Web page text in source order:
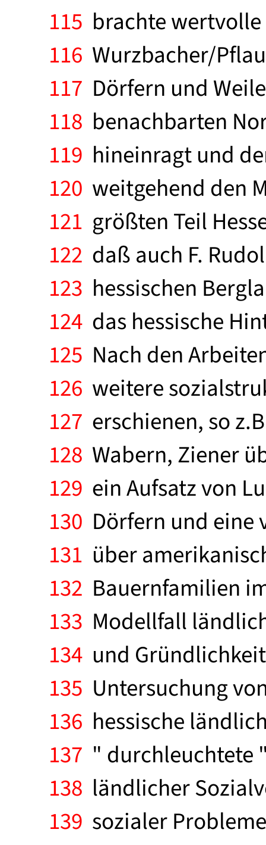
115 brachte wertvolle
116 Wurzbacher/
117 Dörfern und
118 benachbarten
119 hineinragt und
120 weitgehend den
121 größten Teil
122 daß auch F.
123 hessischen
124 das hessische
125 Nach den
126 weitere
127 erschienen, so
128 Wabern, Ziener
129 ein Aufsatz von
130 Dörfern und eine
131 über
132 Bauernfamilien
133 Modellfall
134 und
135 Untersuchung
136 hessische
137 " durchleuchtete
138 ländlicher
139 sozialer